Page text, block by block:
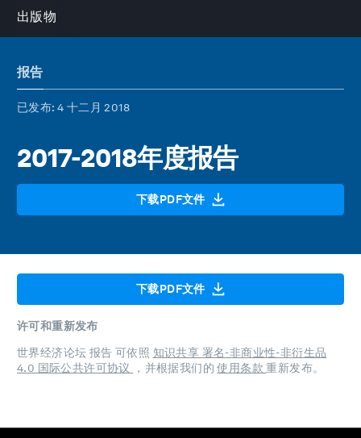
出版物
报告
已发布: 4 十二月 2018
2017-2018年度报告
下载PDF文件
下载PDF文件
许可和重新发布
世界经济论坛 报告 可依照 知识共享 署名-非商业性-非衍生品
4.0 国际公共许可协议
，并根据我们的使用条款重新发布。